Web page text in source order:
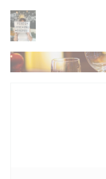
Cookie管理面板